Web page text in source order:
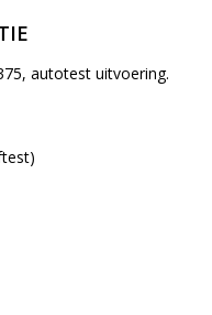
autotest uitvoering.